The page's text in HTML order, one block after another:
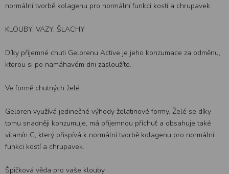
normální tvorbě kolagenu pro normální funkci kostí a chrupavek.
KLOUBY, VAZY, ŠLACHY
Díky příjemné chuti Gelorenu Active je jeho konzumace za odměnu,
kterou si po namáhavém dni zasloužíte.
Ve formě chutných želé
Geloren využívá jedinečné výhody želatinové formy. Želé se díky
tomu snadněji konzumuje, má příjemnou příchuť a obsahuje také
vitamín C, který přispívá k normální tvorbě kolagenu pro normální
funkci kostí a chrupavek.
Špičková věda pro vaše klouby